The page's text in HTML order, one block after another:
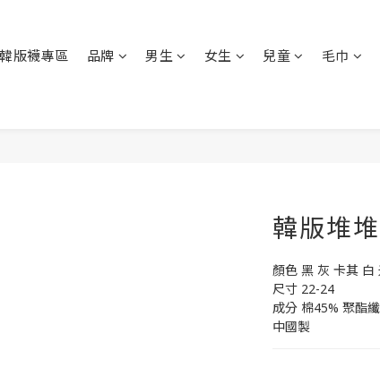
韓版襪專區 品牌 男生 女生 兒童 毛巾
韓版堆
顏色 黑 灰 卡其 白
尺寸 22-24
成分 棉45% 聚酯
中國製